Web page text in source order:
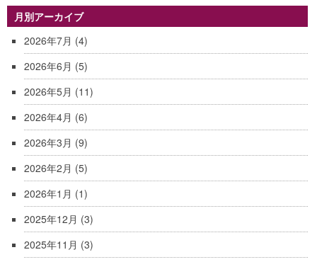
月別アーカイブ
2026年7月 (4)
2026年6月 (5)
2026年5月 (11)
2026年4月 (6)
2026年3月 (9)
2026年2月 (5)
2026年1月 (1)
2025年12月 (3)
2025年11月 (3)